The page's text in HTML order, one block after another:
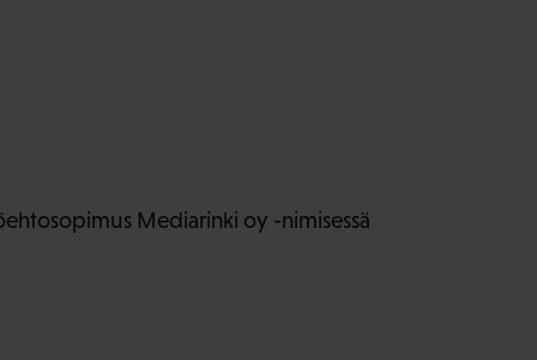
Mediarinki oy -nimisessä